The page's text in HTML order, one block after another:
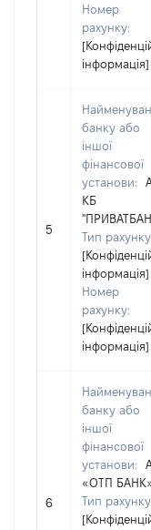
Номер
рахунку:
інформація]
5
банку або
іншої
фінансової
установи:
КБ
Тип
інформація]
Номер
рахунку:
інформація]
6
банку або
іншої
фінансової
установи:
«ОТП
Тип